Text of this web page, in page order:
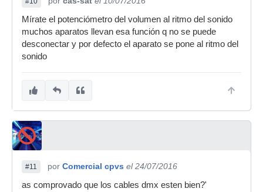
Mírate el potenciómetro del volumen al ritmo del sonido
muchos aparatos llevan esa función q no se puede
desconectar y por defecto el aparato se pone al ritmo del
sonido
#11 por Comercial cpvs el 24/07/2016
as comprovado que los cables dmx esten bien?'